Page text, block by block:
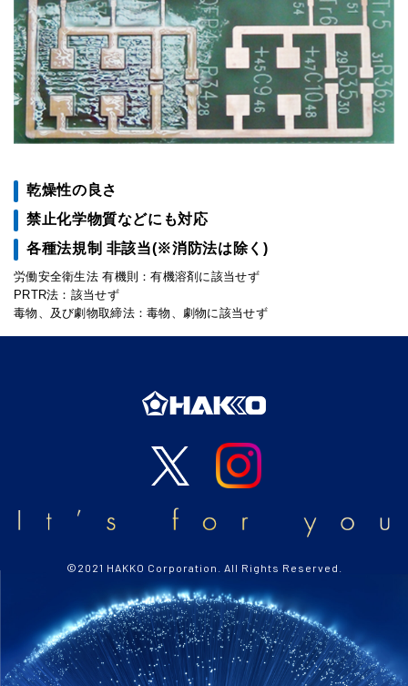
乾燥性の良さ
禁止化学物質などにも対応
各種法規制 非該当(※消防法は除く)
労働安全衛生法 有機則：有機溶剤に該当せず
PRTR法：該当せず
毒物、及び劇物取締法：毒物、劇物に該当せず
©2021 HAKKO Corporation. All Rights Reserved.